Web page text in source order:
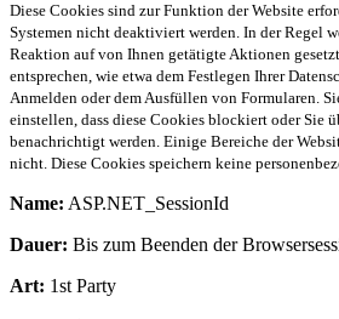
Diese Cookies sind zur Funktion der Website
Systemen nicht deaktiviert werden. In der Regel
Reaktion auf von Ihnen getätigte Aktionen
entsprechen, wie etwa dem Festlegen Ihrer
Anmelden oder dem Ausfüllen von Formularen.
einstellen, dass diese Cookies blockiert oder Sie
benachrichtigt werden. Einige Bereiche der
nicht. Diese Cookies speichern keine
Name: ASP.NET_SessionId
Dauer: Bis zum Beenden der
Art: 1st Party